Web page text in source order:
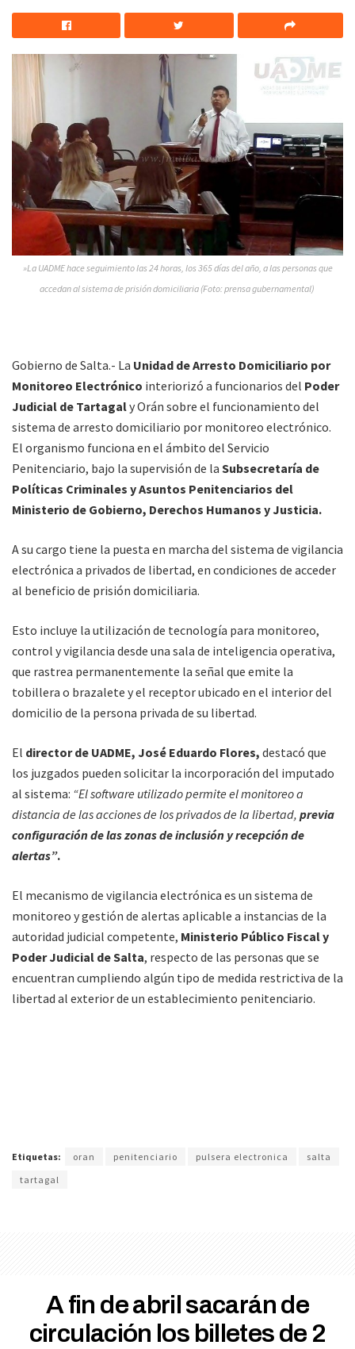
»La UADME hace seguimiento las 24 horas, los 365 días del año, a las personas que
accedan al sistema de prisión domiciliaria (Foto: prensa gubernamental)
Gobierno de Salta.- La Unidad de Arresto Domiciliario por
Monitoreo Electrónico interiorizó a funcionarios del Poder
Judicial de Tartagaly Orán sobre el funcionamiento del
sistema de arresto domiciliario por monitoreo electrónico.
El organismo funciona en el ámbito del Servicio
Penitenciario, bajo la supervisión de la Subsecretaría de
Políticas Criminales y Asuntos Penitenciarios del
Ministerio de Gobierno, Derechos Humanos y Justicia.
A su cargo tiene la puesta en marcha del sistema de vigilancia
electrónica a privados de libertad, en condiciones de acceder
al beneficio de prisión domiciliaria.
Esto incluye la utilización de tecnología para monitoreo,
control y vigilancia desde una sala de inteligencia operativa,
que rastrea permanentemente la señal que emite la
tobillera o brazalete y el receptor ubicado en el interior del
domicilio de la persona privada de su libertad.
El director de UADME, José Eduardo Flores, destacó que
los juzgados pueden solicitar la incorporación del imputado
al sistema: “El software utilizado permite el monitoreo a
distancia de las acciones de los privados de la libertad, previa
configuración de las zonas de inclusión y recepción de
alertas”.
El mecanismo de vigilancia electrónica es un sistema de
monitoreo y gestión de alertas aplicable a instancias de la
autoridad judicial competente, Ministerio Público Fiscal y
Poder Judicial de Salta, respecto de las personas que se
encuentran cumpliendo algún tipo de medida restrictiva de la
libertad al exterior de un establecimiento penitenciario.
Etiquetas: oran penitenciario pulsera electronica
salta
tartagal
A fin de abril sacarán de
circulación los billetes de 2